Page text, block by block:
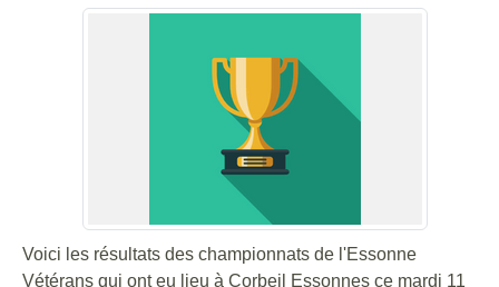
Voici les résultats des championnats de l'Essonne
Vétérans qui ont eu lieu à Corbeil Essonnes ce mardi 11